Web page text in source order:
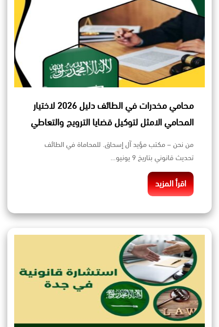
محامي مخدرات في الطائف دليل 2026 لاختيار
المحامي الامثل لتوكيل قضايا الترويج والتعاطي
من نحن – مكتب مؤيد آل إسحاق. للمحاماة في الطائف
تحديث قانوني بتاريخ 9 يونيو…
اقرأ المزيد